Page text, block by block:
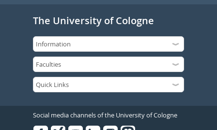
The University of Cologne
Social media channels of the University of Cologne